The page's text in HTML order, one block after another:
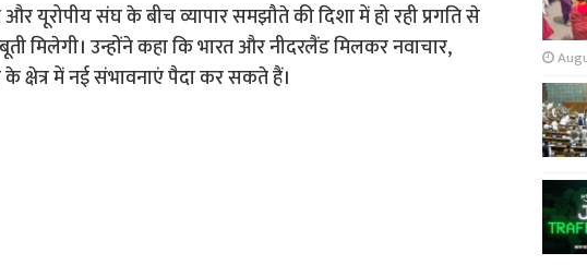
और यूरोपीय संघ के बीच व्यापार समझौते की दिशा में हो रही प्रगति से
मिलेगी। उन्होंने कहा कि भारत और नीदरलैंड मिलकर नवाचार,
क्षेत्र में नई संभावनाएं पैदा कर सकते हैं।